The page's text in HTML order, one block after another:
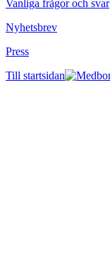
Vanliga frågor och svar
Nyhetsbrev
Press
Till startsidan